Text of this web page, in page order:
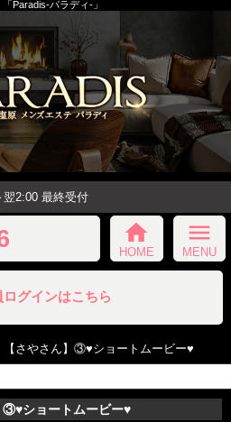
Paradis-パラディ-」
翌2:00 最終受付
home
HOME
menu
MENU
ログインはこちら
【さやさん】③♥️ショートムービー♥️
③♥️ショートムービー♥️